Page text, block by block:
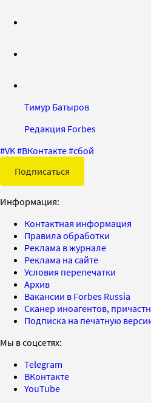
Тимур Батыров
Редакция Forbes
#VK#ВКонтакте#сбой
Подписаться
Информация:
Контактная информация
Правила обработки
Реклама в журнале
Реклама на сайте
Условия перепечатки
Архив
Вакансии в Forbes Russia
Сканер иноагентов,
Подписка на печатную
Мы в соцсетях:
Telegram
ВКонтакте
YouTube